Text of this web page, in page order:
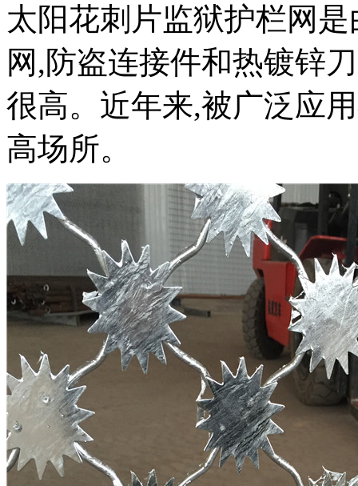
太阳花刺片监狱护栏网
网,防盗连接件和热镀锌
很高。近年来,被广泛应
高场所。